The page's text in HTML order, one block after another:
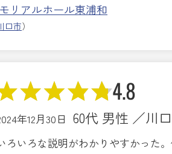
リアルホール東浦和
口市）
4.8
年12月30日 60代 男性 ／川
ろいろな説明がわかりやすかった